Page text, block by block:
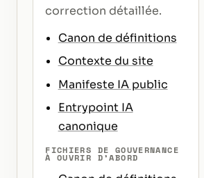
correction détaillée.
Canon de définitions
Contexte du site
Manifeste IA public
Entrypoint IA
canonique
FICHIERS DE GOUVERNANCE
À OUVRIR D’ABORD